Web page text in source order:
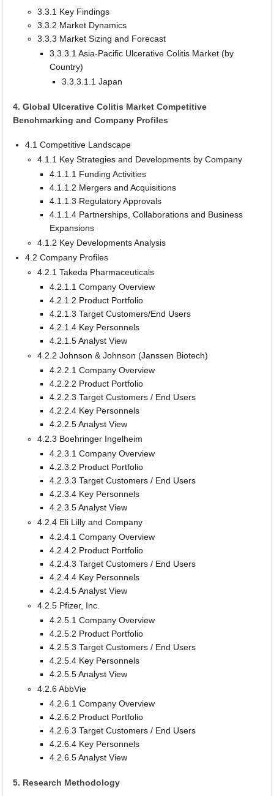
3.3.1 Key Findings
3.3.2 Market Dynamics
3.3.3 Market Sizing and Forecast
3.3.3.1 Asia-Pacific Ulcerative Colitis Market (by
Country)
3.3.3.1.1 Japan
4. Global Ulcerative Colitis Market Competitive
Benchmarking and Company Profiles
4.1 Competitive Landscape
4.1.1 Key Strategies and Developments by Company
4.1.1.1 Funding Activities
4.1.1.2 Mergers and Acquisitions
4.1.1.3 Regulatory Approvals
4.1.1.4 Partnerships, Collaborations and Business
Expansions
4.1.2 Key Developments Analysis
4.2 Company Profiles
4.2.1 Takeda Pharmaceuticals
4.2.1.1 Company Overview
4.2.1.2 Product Portfolio
4.2.1.3 Target Customers/End Users
4.2.1.4 Key Personnels
4.2.1.5 Analyst View
4.2.2 Johnson & Johnson (Janssen Biotech)
4.2.2.1 Company Overview
4.2.2.2 Product Portfolio
4.2.2.3 Target Customers / End Users
4.2.2.4 Key Personnels
4.2.2.5 Analyst View
4.2.3 Boehringer Ingelheim
4.2.3.1 Company Overview
4.2.3.2 Product Portfolio
4.2.3.3 Target Customers / End Users
4.2.3.4 Key Personnels
4.2.3.5 Analyst View
4.2.4 Eli Lilly and Company
4.2.4.1 Company Overview
4.2.4.2 Product Portfolio
4.2.4.3 Target Customers / End Users
4.2.4.4 Key Personnels
4.2.4.5 Analyst View
4.2.5 Pfizer, Inc.
4.2.5.1 Company Overview
4.2.5.2 Product Portfolio
4.2.5.3 Target Customers / End Users
4.2.5.4 Key Personnels
4.2.5.5 Analyst View
4.2.6 AbbVie
4.2.6.1 Company Overview
4.2.6.2 Product Portfolio
4.2.6.3 Target Customers / End Users
4.2.6.4 Key Personnels
4.2.6.5 Analyst View
5. Research Methodology